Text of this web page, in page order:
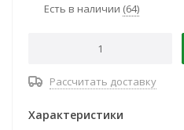
Есть в наличии (64)
Рассчитать доставку
Характеристики